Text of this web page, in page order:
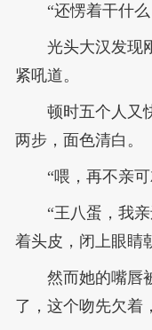
“还愣着干什
光头大汉发现
紧吼道。
顿时五个人又
两步，面色清白。
“喂，再不亲
“王八蛋，我
着头皮，闭上眼睛
然而她的嘴唇
了，这个吻先欠着